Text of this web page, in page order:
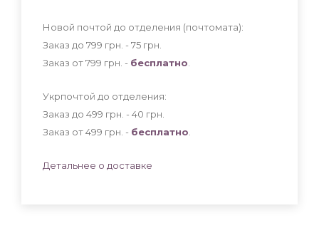
Новой почтой до отделения (почтомата):
Заказ до 799 грн. - 75 грн
Заказ от 799 грн. - бесплатно
Укрпочтой до отделения:
Заказ до 499 грн. - 40 грн
Заказ от 499 грн. - бесплатно
Детальнее о доставке